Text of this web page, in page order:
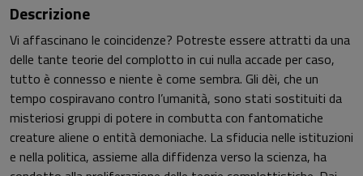
Descrizione
Vi affascinano le coincidenze? Potreste essere attratti da una
delle tante teorie del complotto in cui nulla accade per caso,
tutto è connesso e niente è come sembra. Gli dèi, che un
tempo cospiravano contro l’umanità, sono stati sostituiti da
misteriosi gruppi di potere in combutta con fantomatiche
creature aliene o entità demoniache. La sfiducia nelle istituzioni
e nella politica, assieme alla diffidenza verso la scienza, ha